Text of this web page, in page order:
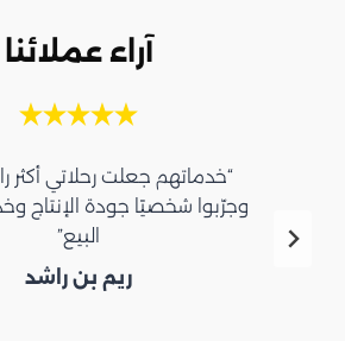
آراء عملائنا
“خدماتهم جعلت رحلاتي أكثر
وجرّبوا شخصيًا جودة الإنتاج
البيع”
ريم بن راشد